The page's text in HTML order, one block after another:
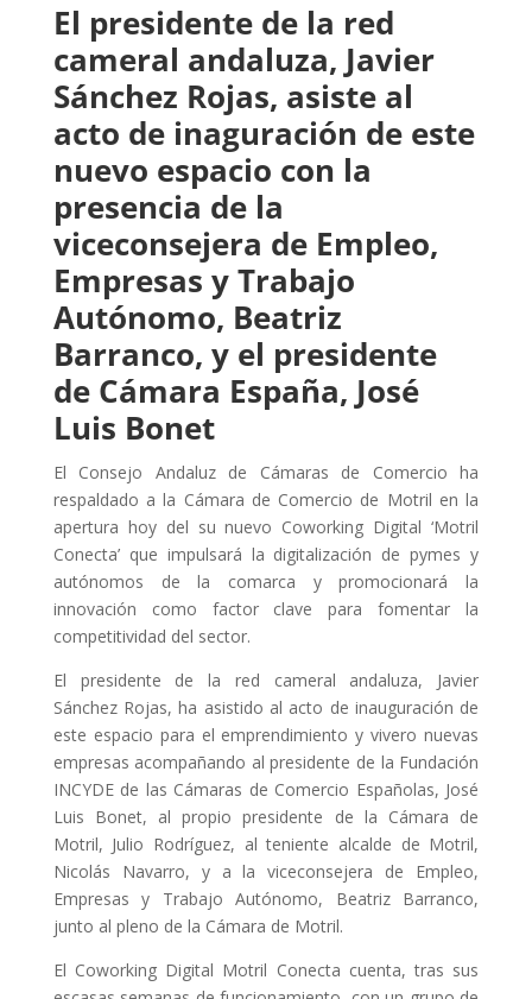
El presidente de la red
cameral andaluza, Javier
Sánchez Rojas, asiste al
acto de inaguración de este
nuevo espacio con la
presencia de la
viceconsejera de Empleo,
Empresas y Trabajo
Autónomo, Beatriz
Barranco, y el presidente
de Cámara España, José
Luis Bonet
El Consejo Andaluz de Cámaras de Comercio ha
respaldado a la Cámara de Comercio de Motril en la
apertura hoy del su nuevo Coworking Digital ‘Motril
Conecta’ que impulsará la digitalización de pymes y
autónomos de la comarca y promocionará la
innovación como factor clave para fomentar la
competitividad del sector.
El presidente de la red cameral andaluza, Javier
Sánchez Rojas, ha asistido al acto de inauguración de
este espacio para el emprendimiento y vivero nuevas
empresas acompañando al presidente de la Fundación
INCYDE de las Cámaras de Comercio Españolas, José
Luis Bonet, al propio presidente de la Cámara de
Motril, Julio Rodríguez, al teniente alcalde de Motril,
Nicolás Navarro, y a la viceconsejera de Empleo,
Empresas y Trabajo Autónomo, Beatriz Barranco,
junto al pleno de la Cámara de Motril.
El Coworking Digital Motril Conecta cuenta, tras sus